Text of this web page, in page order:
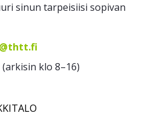
sinun tarpeisiisi sopivan
(arkisin klo 8–16)